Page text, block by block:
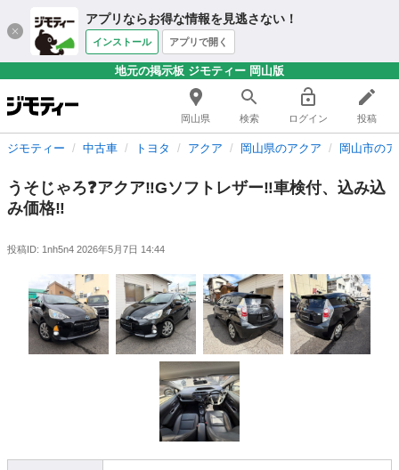
アプリならお得な情報を見逃さない！
インストール アプリで開く
地元の掲示板 ジモティー 岡山版
岡山県 検索 ログイン 投稿
ジモティー 中古車 トヨタ アクア 岡山県のアクア 岡山市の
うそじゃろ❓アクア‼️Gソフトレザー‼️車検付、込み込
み価格‼️
投稿ID: 1nh5n4 2026年5月7日 14:44